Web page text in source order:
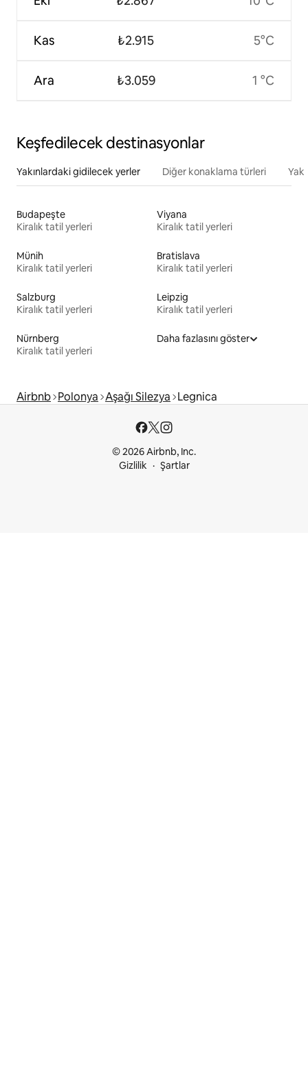
Kas
Ara
₺2.915
₺3.059
5°C
1 °C
Keşfedilecek destinasyonlar
Yakınlardaki gidilecek yerler Diğer konaklama türleri
Budapeşte
Kiralık tatil yerleri
Viyana
Kiralık tatil yerleri
Münih
Kiralık tatil yerleri
Bratislava
Kiralık tatil yerleri
Salzburg
Kiralık tatil yerleri
Leipzig
Kiralık tatil yerleri
Nürnberg
Kiralık tatil yerleri
Daha fazlasını göster
Airbnb Polonya Aşağı Silezya Legnica
© 2026 Airbnb, Inc.
Gizlilik
Şartlar